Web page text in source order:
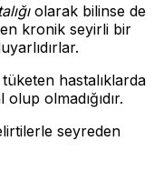
olarak bilinse de
kronik seyirli bir
hastalıklarda
olmadığıdır.
seyreden